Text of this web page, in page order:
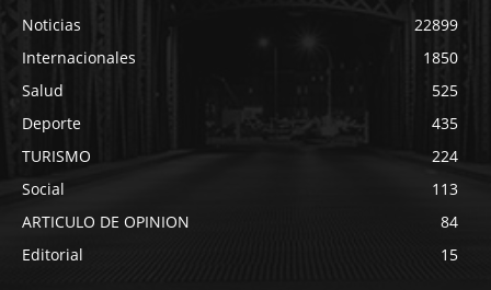
Noticias
22899
Internacionales
1850
Salud
525
Deporte
435
TURISMO
224
Social
113
ARTICULO DE OPINION
84
Editorial
15